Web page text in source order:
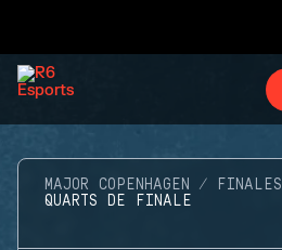
MAJOR COPENHAGEN
FINALES
QUARTS DE FINALE